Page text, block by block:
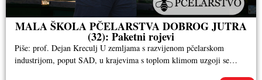
MALA ŠKOLA PČELARSTVA DOBROG JUTRA
(32): Paketni rojevi
Piše: prof. Dejan Kreculj U zemljama s razvijenom pčelarskom
industrijom, poput SAD, u krajevima s toplom klimom uzgoji se